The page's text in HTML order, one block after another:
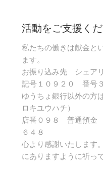
活動をご支援く
私たちの働きは献金と
ます。
お振り込み先 シェア
記号１０９２０ 番号
ゆうちょ銀行以外の
ロキユウハチ）
店番０９８ 普通預金
６４８
心より感謝いたします
にありますように祈っ